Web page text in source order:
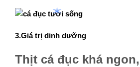
3.Giá trị dinh dưỡng
Thịt cá đục khá ngon